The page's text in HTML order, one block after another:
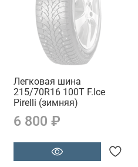
Легковая шина
215/70R16 100T F.Ice
Pirelli (зимняя)
6 800 ₽